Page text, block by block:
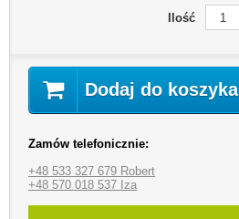
Ilość
Dodaj do koszyka
Zamów telefonicznie:
+48 533 327 679 Robert
+48 570 018 537 Iza